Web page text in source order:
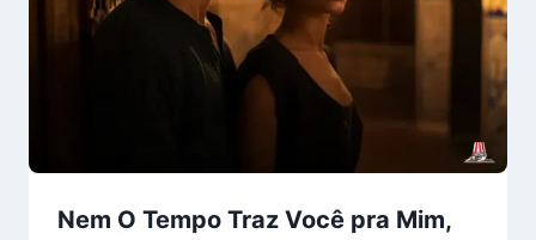
Nem O Tempo Traz Você pra Mim,